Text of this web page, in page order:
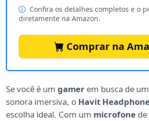
Confira os detalhes completos e o
diretamente na Amazon.
Comprar na
Se você é um gamer em busca de
sonora imersiva, o Havit
escolha ideal. Com um microfone